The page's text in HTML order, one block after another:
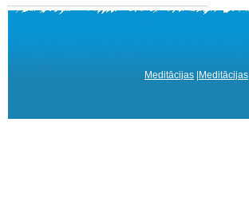
Meditācijas Meditācijas